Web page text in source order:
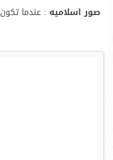
صور اسلاميه : عندما